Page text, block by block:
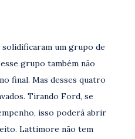
solidificaram um grupo de
grupo também não
final. Mas desses quatro
Tirando Ford, se
isso poderá abrir
Lattimore não tem